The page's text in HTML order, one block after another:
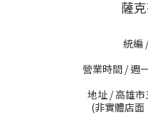
薩
統編
營業時間 / 週
地址 / 高雄
(非實體店面